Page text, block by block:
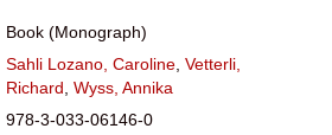
Book (Monograph)
Sahli Lozano, Caroline Vetterli,
Richard Wyss, Annika
978-3-033-06146-0